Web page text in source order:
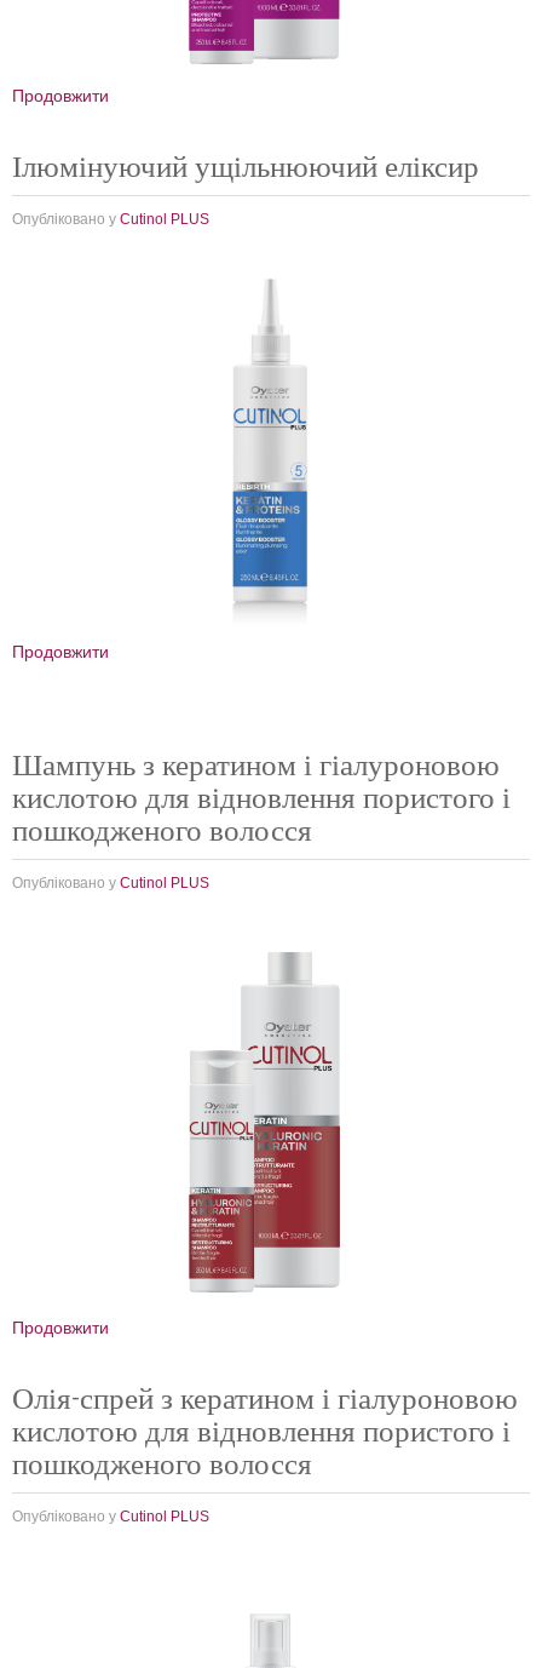
Продовжити
Ілюмінуючий ущільнюючий еліксир
Опубліковано у Cutinol PLUS
Продовжити
Шампунь з кератином і гіалуроновою
кислотою для відновлення пористого і
пошкодженого волосся
Опубліковано у Cutinol PLUS
Продовжити
Олія-спрей з кератином і гіалуроновою
кислотою для відновлення пористого і
пошкодженого волосся
Опубліковано у Cutinol PLUS